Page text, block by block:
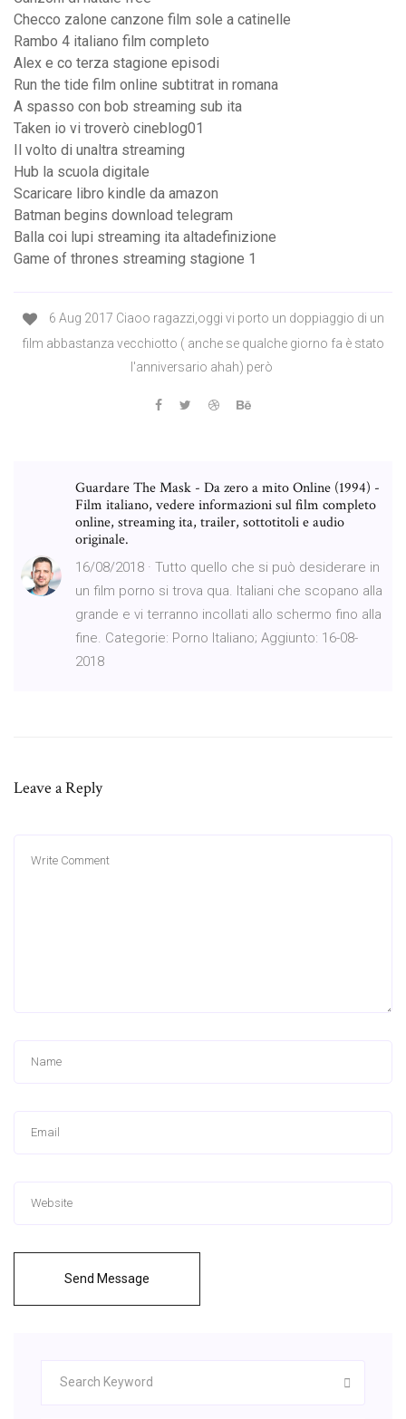
Checco zalone canzone film sole a catinelle
Rambo 4 italiano film completo
Alex e co terza stagione episodi
Run the tide film online subtitrat in romana
A spasso con bob streaming sub ita
Taken io vi troverò cineblog01
Il volto di unaltra streaming
Hub la scuola digitale
Scaricare libro kindle da amazon
Batman begins download telegram
Balla coi lupi streaming ita altadefinizione
Game of thrones streaming stagione 1
6 Aug 2017 Ciaoo ragazzi,oggi vi porto un doppiaggio di un
film abbastanza vecchiotto ( anche se qualche giorno fa è stato
l'anniversario ahah) però
Guardare The Mask - Da zero a mito Online (1994) -
Film italiano, vedere informazioni sul film completo
online, streaming ita, trailer, sottotitoli e audio
originale.
16/08/2018 · Tutto quello che si può desiderare in
un film porno si trova qua. Italiani che scopano alla
grande e vi terranno incollati allo schermo fino alla
fine. Categorie: Porno Italiano; Aggiunto: 16-08-
2018
Leave a Reply
Send Message